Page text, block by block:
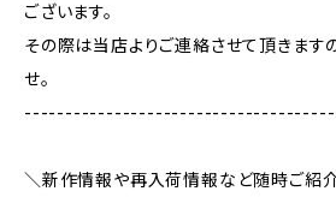
ございます。
その際は当店よりご連絡させて頂きます
せ。
＼新作情報や再入荷情報など随時ご紹